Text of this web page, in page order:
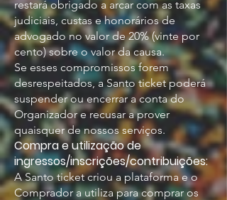
restará obrigado a arcar com as taxas
judiciais, custas e honorários de
advogado no valor de 20% (vinte por
cento) sobre o valor da causa.
Se esses compromissos forem
desrespeitados, a Santo ticket poderá
suspender ou encerrar a conta do
Organizador e recusar a prover
quaisquer de nossos serviços.
Compra e utilização de
ingressos/inscrições/contribuições:
A Santo ticket criou a plataforma e o
Comprador a utiliza para comprar os